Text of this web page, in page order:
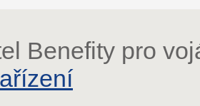
Benefity pro